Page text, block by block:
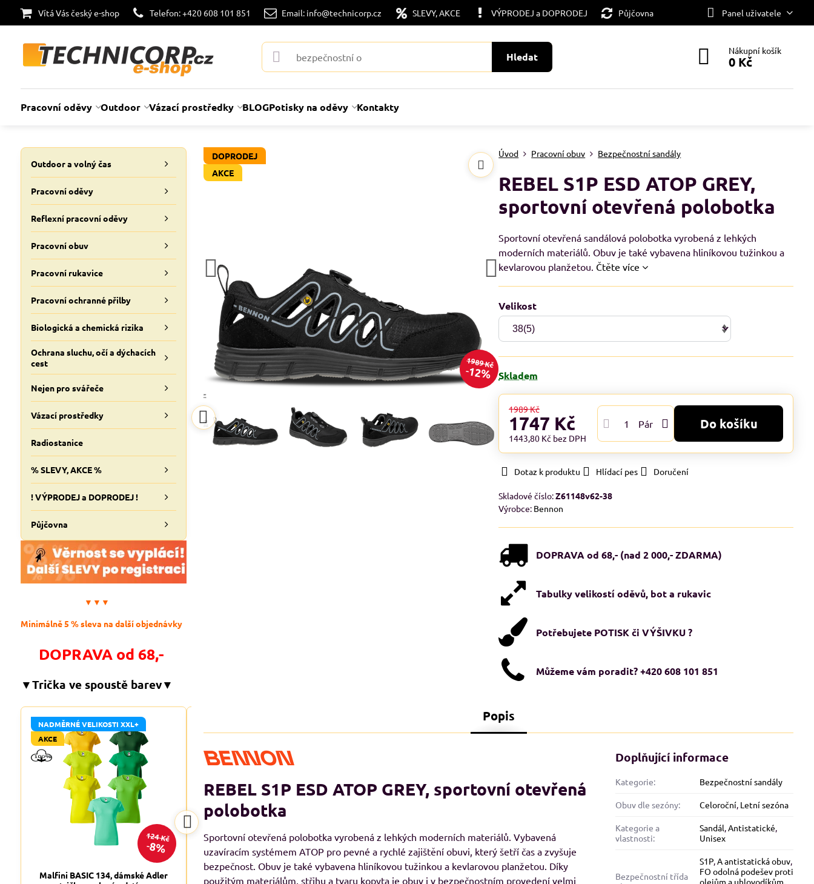
Vítá Vás český e-shop Telefon: +420 608 101 851 Email: info@technicorp.cz SLEVY, AKCE VÝPRODEJ a DOPRODEJ Půjčovna Panel uživatele
Hledat Nákupní košík
0 Kč
Pracovní oděvy Outdoor Vázací prostředky BLOGPotisky na oděvy Kontakty
DOPRODEJ
AKCE
1989 Kč
12%
Úvod Pracovní obuv Bezpečnostní sandály
REBEL S1P ESD ATOP GREY,
sportovní otevřená polobotka
Sportovní otevřená sandálová polobotka vyrobená z lehkých
moderních materiálů. Obuv je také vybavena hliníkovou tužinkou a
kevlarovou planžetou. Čtěte více
Velikost
Skladem
1989 Kč
1747 Kč
1443,80 Kč bez DPH
Pár Do košíku
Dotaz k produktu Hlídací pes Doručení
Skladové číslo:Z61148v62-38
Výrobce: Bennon
DOPRAVA od 68,- (nad 2 000,- ZDARMA)
Tabulky velikostí oděvů, bot a rukavic
Potřebujete POTISK či VÝŠIVKU ?
Můžeme vám poradit? +420 608 101 851
Popis
REBEL S1P ESD ATOP GREY, sportovní otevřená
polobotka
Sportovní otevřená polobotka vyrobená z lehkých moderních materiálů. Vybavená
uzavíracím systémem ATOP pro pevné a rychlé zajištění obuvi, který šetří čas a zvyšuje
bezpečnost. Obuv je také vybavena hliníkovou tužinkou a kevlarovou planžetou. Díky
použitým materiálům, střihu a tvaru kopyta je obuv i v bezpečnostním provedení velmi
Doplňující informace
Kategorie: Bezpečnostní sandály
Obuv dle sezóny: Celoroční, Letní sezóna
Kategorie a
vlastnosti:
Sandál,Antistatické,
Unisex
Bezpečnostní třída
S1P,A antistatická obuv,
FO odolná podešev proti
olejům a uhlovodíkům,
Outdoor a volný čas
Pracovní oděvy
Reflexní pracovní oděvy
Pracovní obuv
Pracovní rukavice
Pracovní ochranné přilby
Biologická a chemická rizika
Ochrana sluchu, očí a dýchacích
cest
Nejen pro svářeče
Vázací prostředky
Radiostanice
% SLEVY, AKCE %
! VÝPRODEJ a DOPRODEJ !
Půjčovna
▼▼▼
Minimálně 5 % sleva na další objednávky
DOPRAVA od 68,-
▼Trička ve spoustě barev▼
124 Kč
8%
NADMĚRNÉ VELIKOSTI XXL+
AKCE
Malfini BASIC 134, dámské Adler
8%
Malfini BASIC 129, pánské Adler
RESIST LS, triko s dlouhým rukávem
8%
Malfini BASIC 134, dámské Adler
Malfini BASIC 129, pánské